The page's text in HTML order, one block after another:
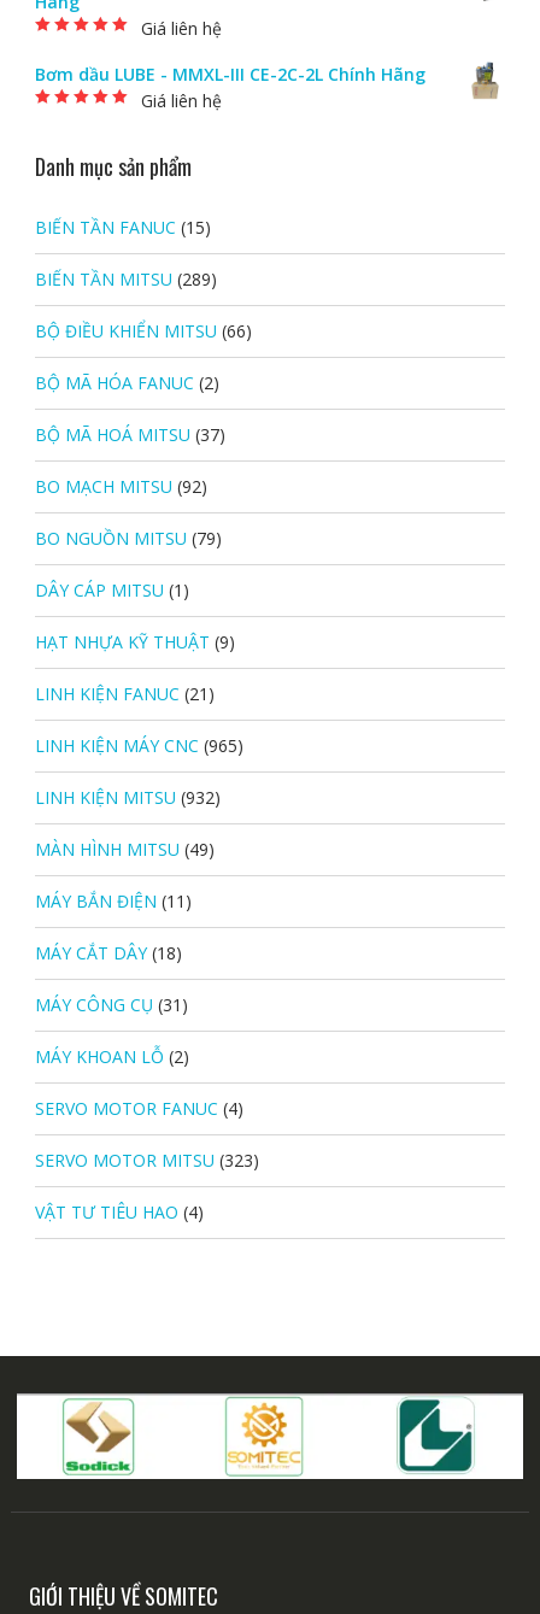
Giá liên hệ
Bơm dầu LUBE - MMXL-III CE-2C-2L Chính Hãng
Giá liên hệ
Danh mục sản phẩm
BIẾN TẦN FANUC (15)
BIẾN TẦN MITSU (289)
BỘ ĐIỀU KHIỂN MITSU (66)
BỘ MÃ HÓA FANUC (2)
BỘ MÃ HOÁ MITSU (37)
BO MẠCH MITSU (92)
BO NGUỒN MITSU (79)
DÂY CÁP MITSU (1)
HẠT NHỰA KỸ THUẬT (9)
LINH KIỆN FANUC (21)
LINH KIỆN MÁY CNC (965)
LINH KIỆN MITSU (932)
MÀN HÌNH MITSU (49)
MÁY BẮN ĐIỆN (11)
MÁY CẮT DÂY (18)
MÁY CÔNG CỤ (31)
MÁY KHOAN LỖ (2)
SERVO MOTOR FANUC (4)
SERVO MOTOR MITSU (323)
VẬT TƯ TIÊU HAO (4)
GIỚI THIỆU VỀ SOMITEC